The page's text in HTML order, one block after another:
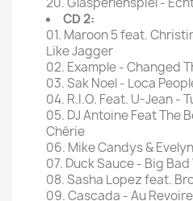
CD 2:
01. Maroon 5 feat.
Like Jagger
02. Example - Changed
03. Sak Noel - Loca
04. R.I.O. Feat. U-Jean -
05. DJ Antoine Feat The
Chérie
06. Mike Candys &
07. Duck Sauce - Big Bad
08. Sasha Lopez feat.
09. Cascada - Au Revoire